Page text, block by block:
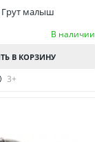
Грут малыш
В наличии
В КОРЗИНУ
3+